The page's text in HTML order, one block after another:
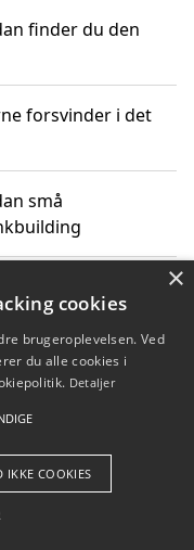
finder du den
forsvinder i det
små
og vælg den
din løsning
Aps
×
cookies
brugeroplevelsen. Ved
du alle cookies i
Detaljer
IKKE COOKIES